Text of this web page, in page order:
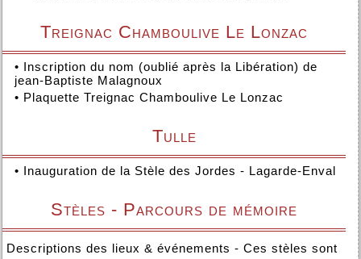
Treignac Chamboulive Le Lonzac
• Inscription du nom (oublié après la Libération) de
jean-Baptiste Malagnoux
• Plaquette Treignac Chamboulive Le Lonzac
Tulle
• Inauguration de la Stèle des Jordes - Lagarde-Enval
Stèles - Parcours de mémoire
Descriptions des lieux & événements - Ces stèles sont